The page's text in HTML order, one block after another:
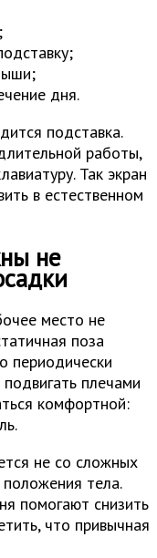
дня.
подставка.
работы,
Так экран
в естественном
не
место не
поза
периодически
плечами
комфортной:
не со сложных
тела.
помогают снизить
что привычная